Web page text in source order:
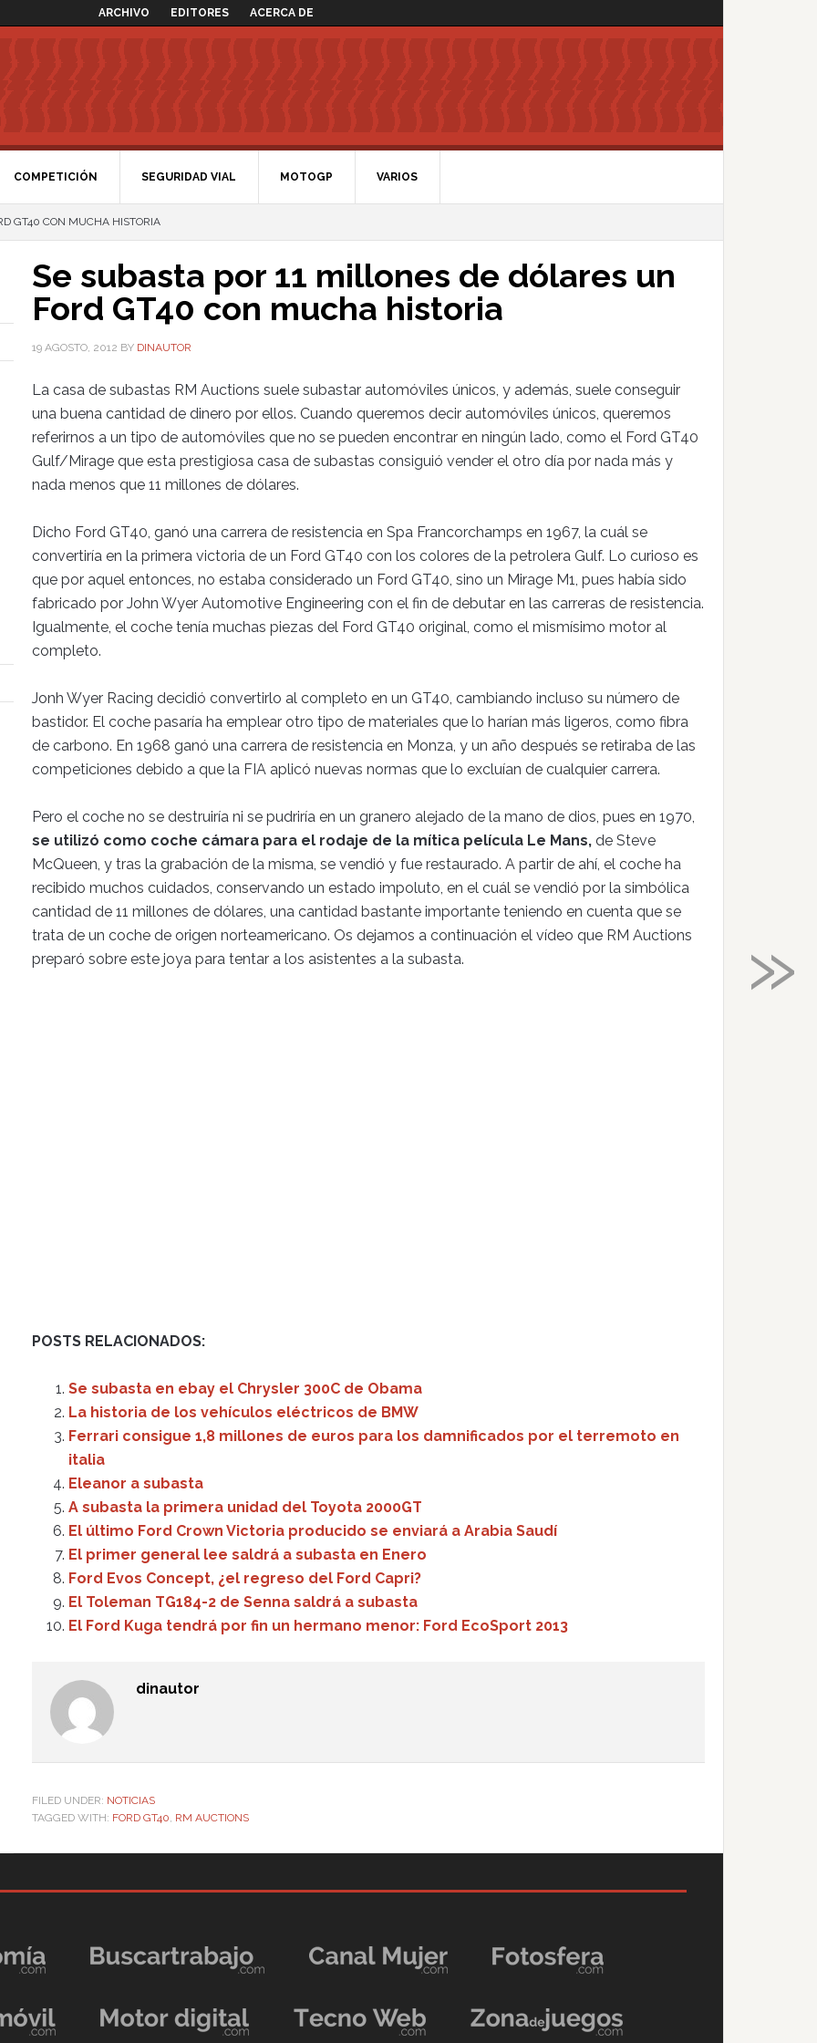
ARCHIVO EDITORES ACERCA DE
COMPETICIÓN SEGURIDAD VIAL MOTOGP VARIOS
GT40 CON MUCHA HISTORIA
Se subasta por 11 millones de dólares un
Ford GT40 con mucha historia
19 AGOSTO, 2012 BY DINAUTOR
La casa de subastas RM Auctions suele subastar automóviles únicos, y además, suele conseguir
una buena cantidad de dinero por ellos. Cuando queremos decir automóviles únicos, queremos
referirnos a un tipo de automóviles que no se pueden encontrar en ningún lado, como el Ford GT40
Gulf/Mirage que esta prestigiosa casa de subastas consiguió vender el otro día por nada más y
nada menos que 11 millones de dólares.
Dicho Ford GT40, ganó una carrera de resistencia en Spa Francorchamps en 1967, la cuál se
convertiría en la primera victoria de un Ford GT40 con los colores de la petrolera Gulf. Lo curioso es
que por aquel entonces, no estaba considerado un Ford GT40, sino un Mirage M1, pues había sido
fabricado por John Wyer Automotive Engineering con el fin de debutar en las carreras de resistencia.
Igualmente, el coche tenía muchas piezas del Ford GT40 original, como el mismísimo motor al
completo.
Jonh Wyer Racing decidió convertirlo al completo en un GT40, cambiando incluso su número de
bastidor. El coche pasaría ha emplear otro tipo de materiales que lo harían más ligeros, como fibra
de carbono. En 1968 ganó una carrera de resistencia en Monza, y un año después se retiraba de las
competiciones debido a que la FIA aplicó nuevas normas que lo excluían de cualquier carrera.
Pero el coche no se destruiría ni se pudriría en un granero alejado de la mano de dios, pues en 1970,
se utilizó como coche cámara para el rodaje de la mítica película Le Mans, de Steve
McQueen, y tras la grabación de la misma, se vendió y fue restaurado. A partir de ahí, el coche ha
recibido muchos cuidados, conservando un estado impoluto, en el cuál se vendió por la simbólica
cantidad de 11 millones de dólares, una cantidad bastante importante teniendo en cuenta que se
trata de un coche de origen norteamericano. Os dejamos a continuación el vídeo que RM Auctions
preparó sobre este joya para tentar a los asistentes a la subasta.
POSTS RELACIONADOS:
Se subasta en ebay el Chrysler 300C de Obama
La historia de los vehículos eléctricos de BMW
Ferrari consigue 1,8 millones de euros para los damnificados por el terremoto en
italia
Eleanor a subasta
A subasta la primera unidad del Toyota 2000GT
El último Ford Crown Victoria producido se enviará a Arabia Saudí
El primer general lee saldrá a subasta en Enero
Ford Evos Concept, ¿el regreso del Ford Capri?
El Toleman TG184-2 de Senna saldrá a subasta
El Ford Kuga tendrá por fin un hermano menor: Ford EcoSport 2013
dinautor
FILED UNDER: NOTICIAS
TAGGED WITH: FORD GT40, RM AUCTIONS
»